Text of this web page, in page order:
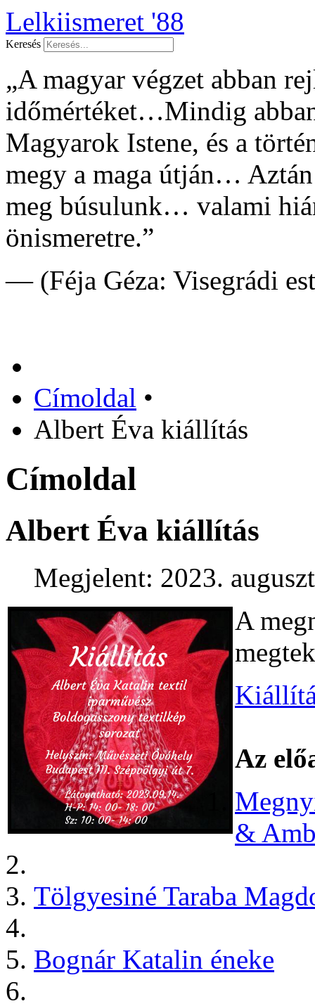
Lelkiismeret '88
Keresés
„A magyar végzet abban
időmértéket…Mindig
Magyarok Istene, és a
megy a maga útján…
meg búsulunk… valami
önismeretre.”
— (Féja Géza: Visegrádi
Címoldal •
Albert Éva kiállítás
Címoldal
Albert Éva kiállítás
Megjelent: 2023.
A
Az
&
Tölgyesiné Taraba
Bognár Katalin éneke